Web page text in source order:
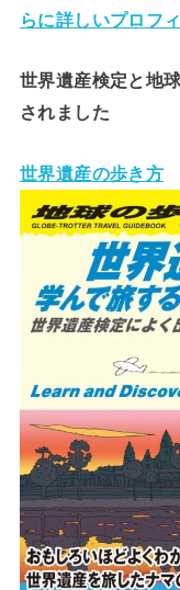
らに詳しいプロフ
世界遺産検定と地
されました
世界遺産の歩き方